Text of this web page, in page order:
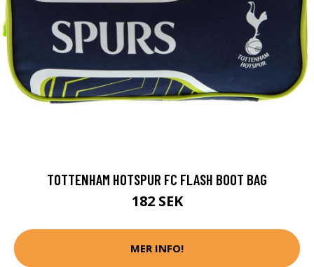
TOTTENHAM HOTSPUR FC FLASH BOOT BAG
182 SEK
MER INFO!